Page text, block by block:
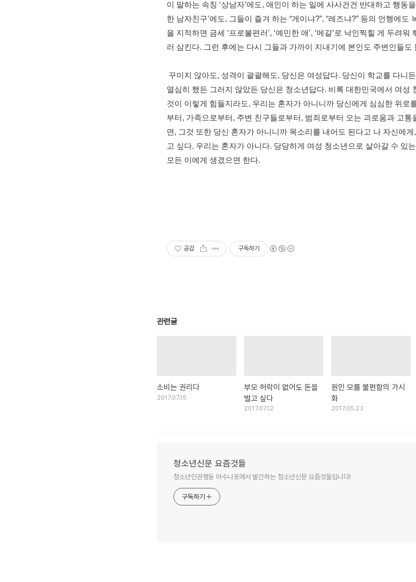
이 말하는 속칭 ‘상남자’에도, 애인이 하는 일에 사사건건 반대하고 행동
한 남자친구’에도, 그들이 즐겨 하는 “게이냐?”, “레즈냐?” 등의 언행에도
을 지적하면 금세 ‘프로불편러 ’, ‘예민한 애 ’, ‘메갈’ 로 낙인찍힐 게 두려워
러 삼킨다. 그런 후에는 다시 그들과 가까이 지내기에 본인도 주변인들도
꾸미지 않아도, 성격이 괄괄해도, 당신은 여성답다. 당신이 학교를 다니
열심히 했든 그러지 않았든 당신은 청소년답다. 비록 대한민국에서 여성
것이 이렇게 힘들지라도, 우리는 혼자가 아니니까 당신에게 심심한 위로
부터 , 가족으로부터 , 주변 친구들로부터 , 범죄로부터 오는 괴로움과 고통
면 , 그것 또한 당신 혼자가 아니니까 목소리를 내어도 된다고 나 자신에게 ,
고 싶다. 우리는 혼자가 아니다. 당당하게 여성 청소년으로 살아갈 수 있는
모든 이에게 생겼으면 한다.
공감 구독하기
관련글
소비는 권리다
2017.07.15
부모 허락이 없어도 돈을
벌고 싶다
2017.07.12
원인 모를 불편함의 가시
화
2017.05.23
청소년신문 요즘것들
청소년인권행동 아수나로에서 발간하는 청소년신문 요즘것들입니다!
구독하기